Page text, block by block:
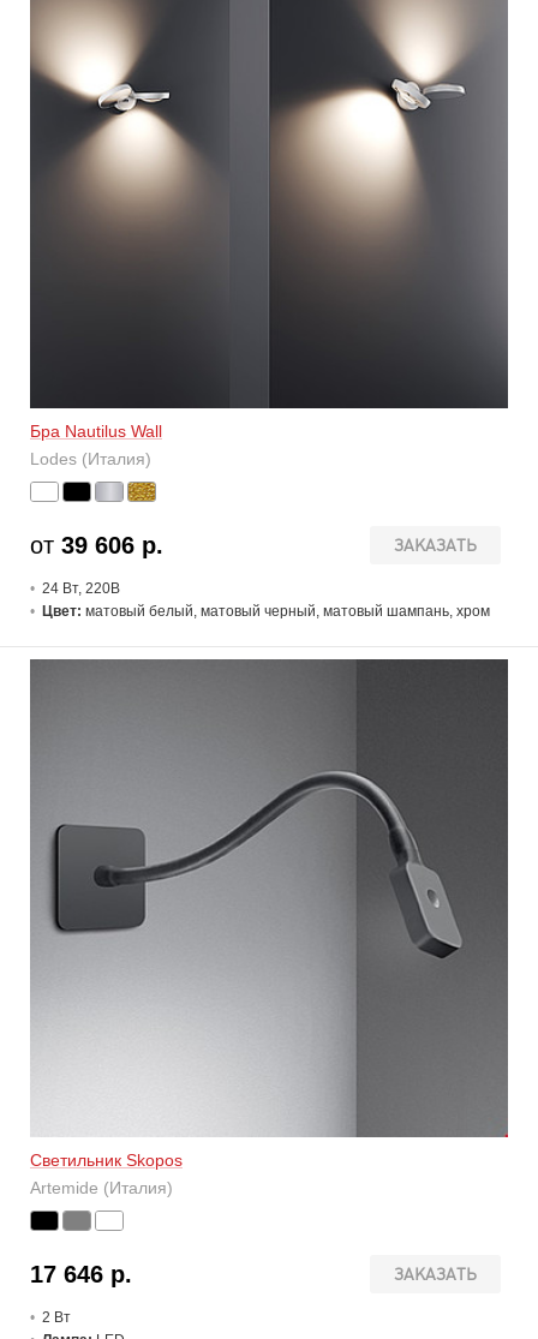
Бра Nautilus Wall
Lodes (Италия)
ЗАКАЗАТЬ
от 39 606 р.
24 Вт, 220В
Цвет: матовый белый, матовый черный, матовый шампань, хром
Светильник Skopos
Artemide (Италия)
ЗАКАЗАТЬ
17 646 р.
2 Вт